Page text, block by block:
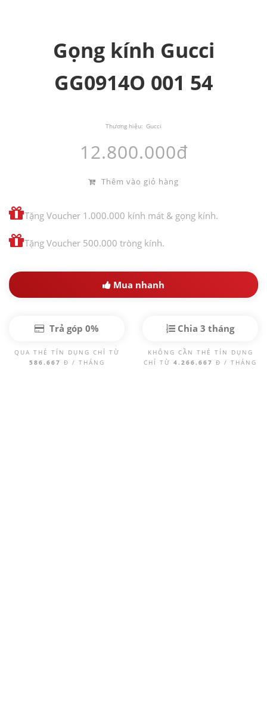
Gọng kính Gucci
GG0914O 001 54
Thương hiệu: Gucci
12.800.000đ
Thêm vào giỏ hàng
Tặng Voucher 1.000.000 kính mát & gọng kính.
Tặng Voucher 500.000 tròng kính.
Mua nhanh
Trả góp 0%
QUA THẺ TÍN DỤNG CHỈ TỪ
586.667 Đ / THÁNG
Chia 3 tháng
KHÔNG CẦN THẺ TÍN DỤNG
CHỈ TỪ 4.266.667 Đ / THÁNG